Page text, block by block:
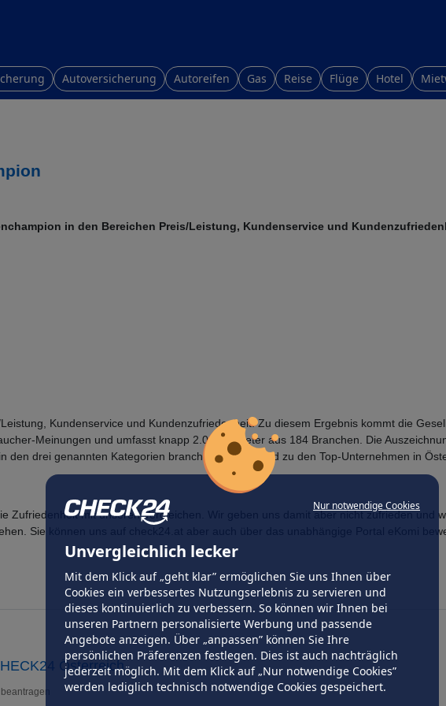
Nur notwendige Cookies
Unvergleichlich lecker
Mit dem Klick auf „geht klar” ermöglichen Sie uns Ihnen über
Cookies ein verbessertes Nutzungserlebnis zu servieren und
dieses kontinuierlich zu verbessern. So können wir Ihnen bei
unseren Partnern personalisierte Werbung und passende
Angebote anzeigen. Über „anpassen” können Sie Ihre
persönlichen Präferenzen festlegen. Dies ist auch nachträglich
jederzeit möglich. Mit dem Klick auf „Nur notwendige Cookies”
werden lediglich technisch notwendige Cookies gespeichert.
Autoversicherung Autoreifen Gas Reise Flüge Hotel
in den Bereichen Preis/Leistung, Kundenservice und
Kundenservice und Kundenzufriedenheit. Zu diesem Ergebnis kommt die
Meinungen und umfasst knapp 2.000 Anbieter aus 184 Branchen. Die
den drei genannten Kategorien branchenübergreifend zu den Top-Unternehmen in
Zufriedenheit mit unseren Vergleichen. Wir geben uns damit aber nicht zufrieden und
Sie können uns auf check24.at aber auch über das unabhängige Portal eKomi
Österreich